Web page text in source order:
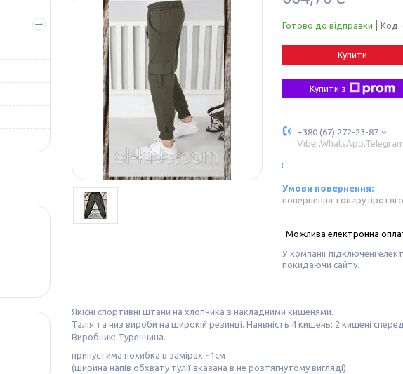
Готово до відправки Код:
Купити
Купити з
+380 (67) 272-23-87
Viber,WhatsApp,Telegram
повернення товару
У компанії підключені
покидаючи сайту.
Якісні спортивні штани на хлопчика з накладними кишенями.
Талія та низ вироби на широкій резинці. Наявність 4 кишень: 2 кишені
Виробник: Туреччина.
припустима похибка в замірах ~1см
(ширина напів обхвату тулії вказана в не розтягнутому вигляді)